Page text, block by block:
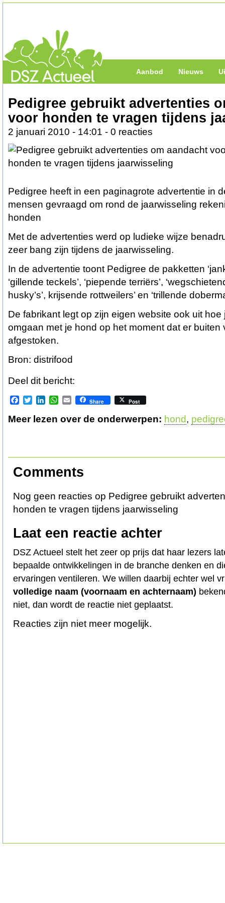
Aanbod Nieuws
Pedigree gebruikt advertenties
voor honden te vragen tijdens
2 januari 2010 - 14:01 - 0 reacties
Pedigree heeft in een paginagrote advertentie in
mensen gevraagd om rond de jaarwisseling
honden
Met de advertenties werd op ludieke wijze
zeer bang zijn tijdens de jaarwisseling.
In de advertentie toont Pedigree de pakketten
‘gillende teckels’, ‘piepende terriërs’,
husky’s’, krijsende rottweilers’ en ‘trillende
De fabrikant legt op zijn eigen website ook uit
omgaan met je hond op het moment dat er buiten
afgestoken.
Bron: distrifood
Deel dit bericht:
Facebook
TwitterLinkedInWhatsApp
EmailShare Post
Meer lezen over de onderwerpen: hond,
Comments
Nog geen reacties op Pedigree gebruikt
honden te vragen tijdens jaarwisseling
Laat een reactie achter
DSZ Actueel stelt het zeer op prijs dat haar lezers
bepaalde ontwikkelingen in de branche denken en
ervaringen ventileren. We willen daarbij echter wel
volledige naam (voornaam en achternaam)
niet, dan wordt de reactie niet geplaatst.
Reacties zijn niet meer mogelijk.